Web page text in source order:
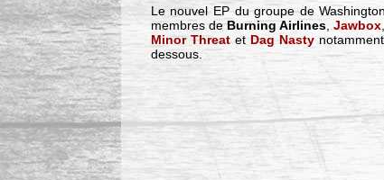
Le nouvel EP du groupe de
membres deBurning Airlines,Jawbox,
Minor Threatet Dag Nasty
dessous.